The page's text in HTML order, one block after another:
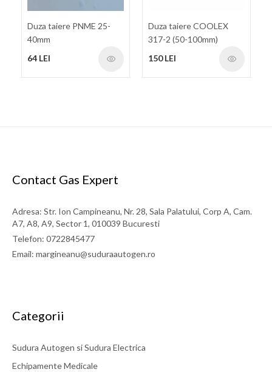
Duza taiere PNME 25-
40mm
64 LEI
Duza taiere COOLEX
317-2 (50-100mm)
150 LEI
Contact Gas Expert
Adresa: Str. Ion Campineanu, Nr. 28, Sala Palatului, Corp A, Cam.
A7, A8, A9, Sector 1, 010039 Bucuresti
Telefon: 0722845477
Email: margineanu@suduraautogen.ro
Categorii
Sudura Autogen si Sudura Electrica
Echipamente Medicale